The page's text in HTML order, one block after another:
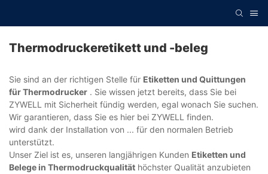
Thermodruckeretikett und -beleg
Sie sind an der richtigen Stelle für Etiketten und Quittungen
für Thermodrucker . Sie wissen jetzt bereits, dass Sie bei
ZYWELL mit Sicherheit fündig werden, egal wonach Sie suchen.
Wir garantieren, dass Sie es hier bei ZYWELL finden.
wird dank der Installation von ... für den normalen Betrieb
unterstützt.
Unser Ziel ist es, unseren langjährigen Kunden Etiketten und
Belege in Thermodruckqualität höchster Qualität anzubieten